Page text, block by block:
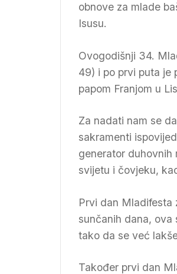
obnove za mlade
Isusu.
Ovogodišnji 34.
49) i po prvi puta je
papom Franjom u
Za nadati nam se
sakramenti
generator duhovnih
svijetu i čovjeku,
Prvi dan Mladifesta
sunčanih dana, ova
tako da se već
Također prvi dan